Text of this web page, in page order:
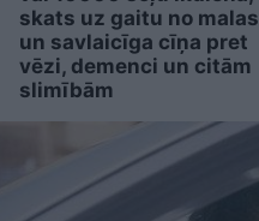
skats uz gaitu no malas
un savlaicīga cīņa pret
vēzi, demenci un citām
slimībām